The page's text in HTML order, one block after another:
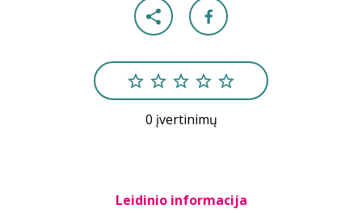
0 įvertinimų
Leidinio informacija